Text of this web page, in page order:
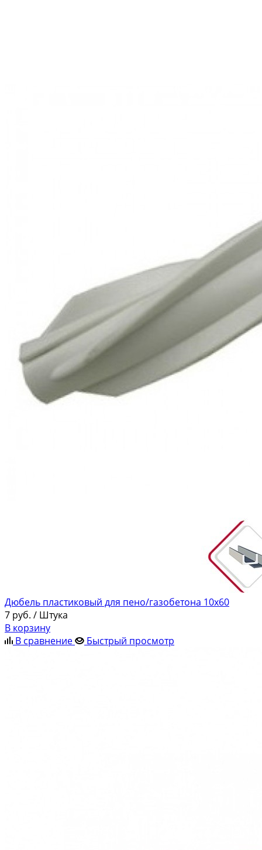
Дюбель пластиковый для пено/газобетона 10х60
7 руб. / Штука
В корзину
В сравнение
Быстрый просмотр